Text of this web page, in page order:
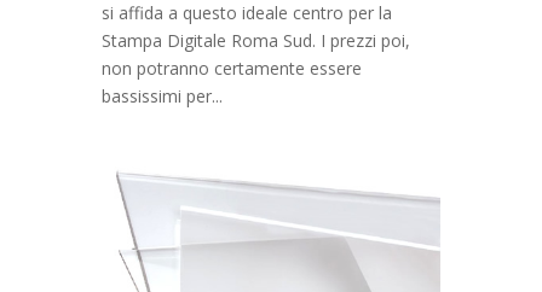
si affida a questo ideale centro per la
Stampa Digitale Roma Sud. I prezzi poi,
non potranno certamente essere
bassissimi per...